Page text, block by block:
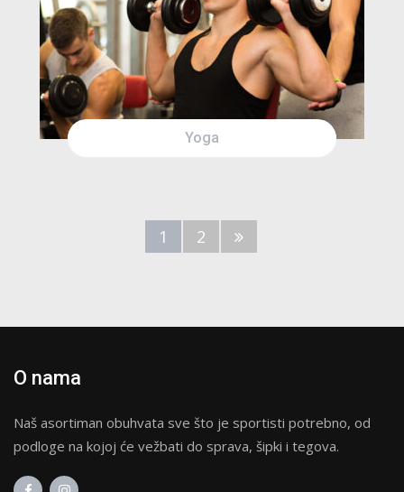
FRI 12:00AM
SAT 12:00PM
Yoga
1 2
O nama
Naš asortiman obuhvata sve što je sportisti potrebno, od
podloge na kojoj će vežbati do sprava, šipki i tegova.